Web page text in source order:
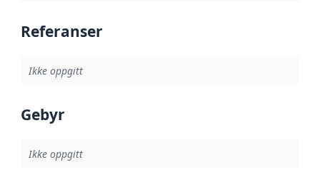
Referanser
Ikke oppgitt
Gebyr
Ikke oppgitt